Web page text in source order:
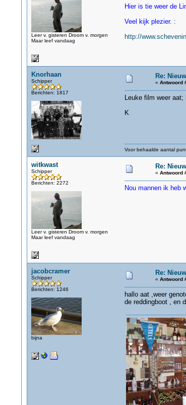
Leer v. gisteren Droom v. morgen
Maar leef vandaag
Hier is tie weer de
Veel kijk plezier. :
http://
Knorhaan
Schipper
Berichten: 1817
Re:
« Antwoord
Leuke film weer aat;
K
Voor behaalde aantal
witkwast
Schipper
Berichten: 2272
Leer v. gisteren Droom v. morgen
Maar leef vandaag
Re:
« Antwoord
Nou mannen ik heb
jacobcramer
Schipper
Berichten: 1246
bijna
Re:
« Antwoord
hallo aat ,weer
de reddingboot , en